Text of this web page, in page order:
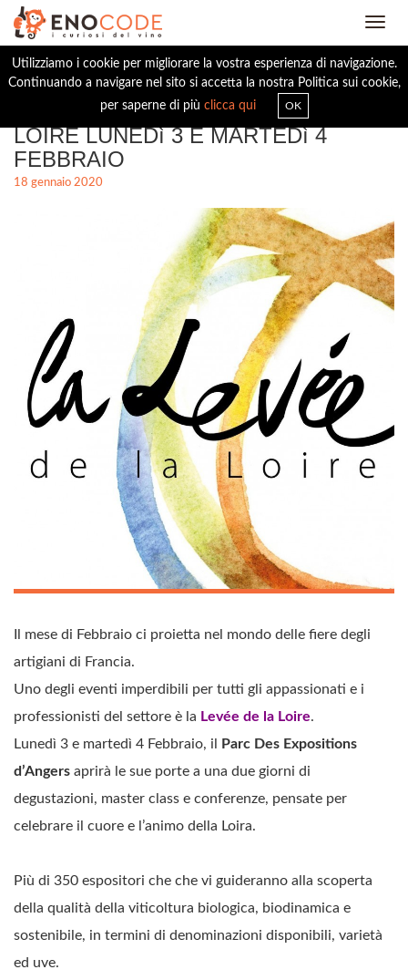
Utilizziamo i cookie per migliorare la vostra esperienza di navigazione.
Continuando a navigare nel sito si accetta la nostra Politica sui cookie,
per saperne di più clicca qui OK
EVENTI: LOIRA, LA LEVÉE DE LA
LOIRE LUNEDì 3 E MARTEDì 4
FEBBRAIO
18 gennaio 2020
Il mese di Febbraio ci proietta nel mondo delle fiere degli
artigiani di Francia.
Uno degli eventi imperdibili per tutti gli appassionati e i
professionisti del settore è la Levée de la Loire.
Lunedì 3 e martedì 4 Febbraio, il
Parc Des Expositions
d’Angers aprirà le sue porte a una due giorni di
degustazioni, master class e conferenze, pensate per
celebrare il cuore e l’animo della Loira.
Più di 350 espositori che che vi guideranno alla scoperta
della qualità della viticoltura biologica, biodinamica e
sostenibile, in termini di denominazioni disponibili, varietà
ed uve.